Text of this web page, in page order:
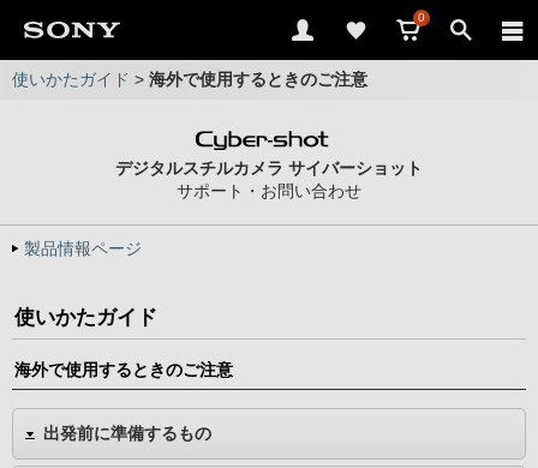
0
使いかたガイド > 海外で使用するときのご注意
デジタルスチルカメラ サイバーショット
サポート・お問い合わせ
製品情報ページ
使いかたガイド
海外で使用するときのご注意
出発前に準備するもの